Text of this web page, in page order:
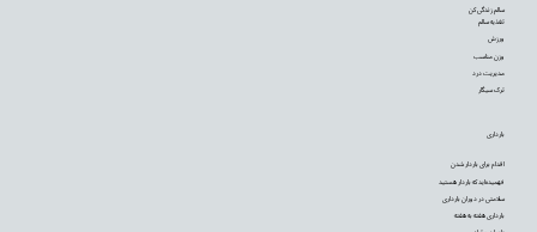
بارداری
اقدام برای باردار شدن
فهمیده‌اید که باردار هستید
سلامتی در دوران بارداری
بارداری هفته به هفته
سالم زندگی کن
تغذیه سالم
ورزش
وزن مناسب
مدیریت درد
ترک سیگار